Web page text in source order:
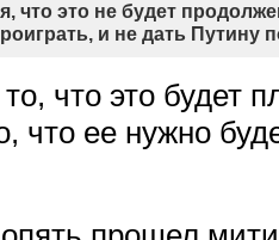
что это не будет
и не дать Путину
что это будет
что ее нужно